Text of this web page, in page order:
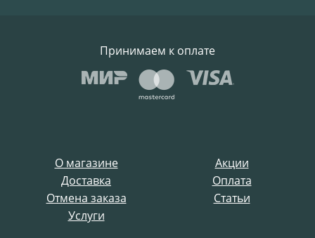
О магазине
Акции
Доставка
Оплата
Отмена заказа
Статьи
Услуги
Принимаем к оплате